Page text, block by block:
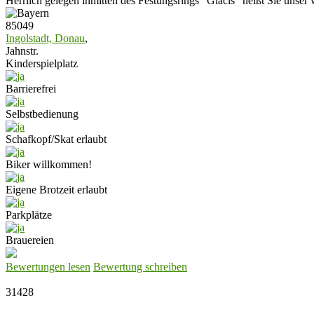
85049
Ingolstadt, Donau,
Jahnstr.
Kinderspielplatz
Barrierefrei
Selbstbedienung
Schafkopf/Skat erlaubt
Biker willkommen!
Eigene Brotzeit erlaubt
Parkplätze
Brauereien
Bewertungen lesen Bewertung schreiben
31428